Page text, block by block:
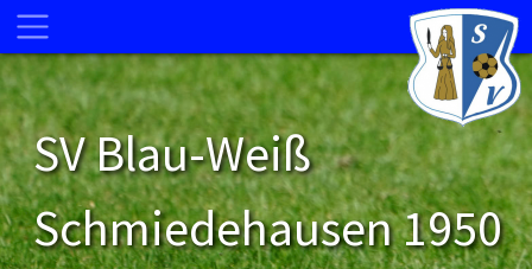
SV Blau-Weiß
Schmiedehausen 1950